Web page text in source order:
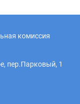
комиссия
пер.Парковый, 1